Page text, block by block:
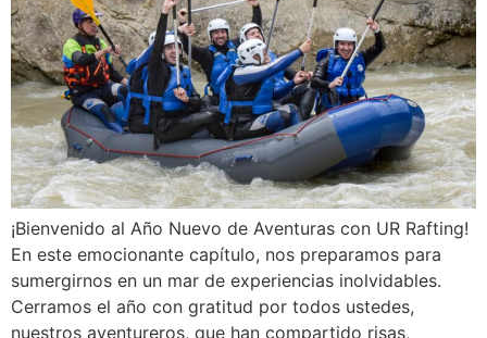
¡Bienvenido al Año Nuevo de Aventuras con UR Rafting!
En este emocionante capítulo, nos preparamos para
sumergirnos en un mar de experiencias inolvidables.
Cerramos el año con gratitud por todos ustedes,
nuestros aventureros, que han compartido risas,